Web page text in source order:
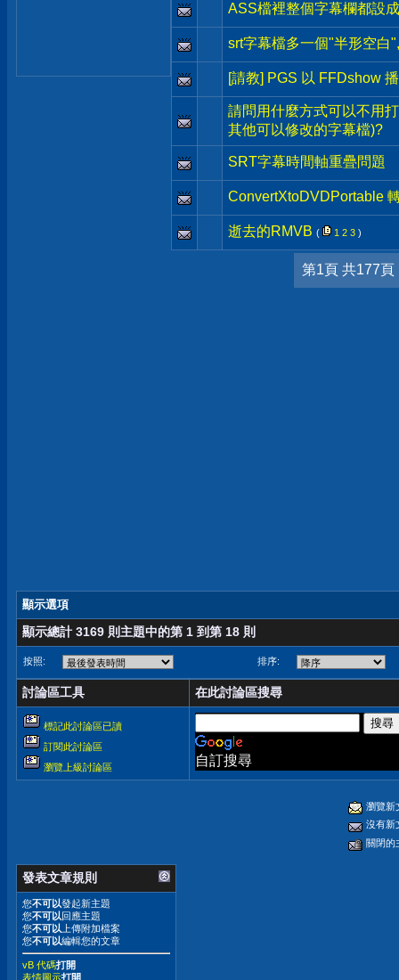
ASS檔裡整個字幕欄都設
srt字幕檔多一個"半形空白
[請教] PGS 以 FFDshow
請問用什麼方式可以不用
其他可以修改的字幕檔)?
SRT字幕時間軸重疊問題
ConvertXtoDVDPortable
逝去的RMVB ( 1 2 3 )
第1頁 共177頁
顯示選項
顯示總計 3169 則主題中的第 1 到第 18 則
按照: 排序:
討論區工具 在此討論區搜尋
標記此討論區已讀
訂閱此討論區
瀏覽上級討論區
自訂搜尋
瀏覽新
沒有新
關閉的
發表文章規則
您不可以發起新主題
您不可以回應主題
您不可以 上傳附加檔案
您不可以編輯您的文章
vB 代碼打開
表情圖示打開